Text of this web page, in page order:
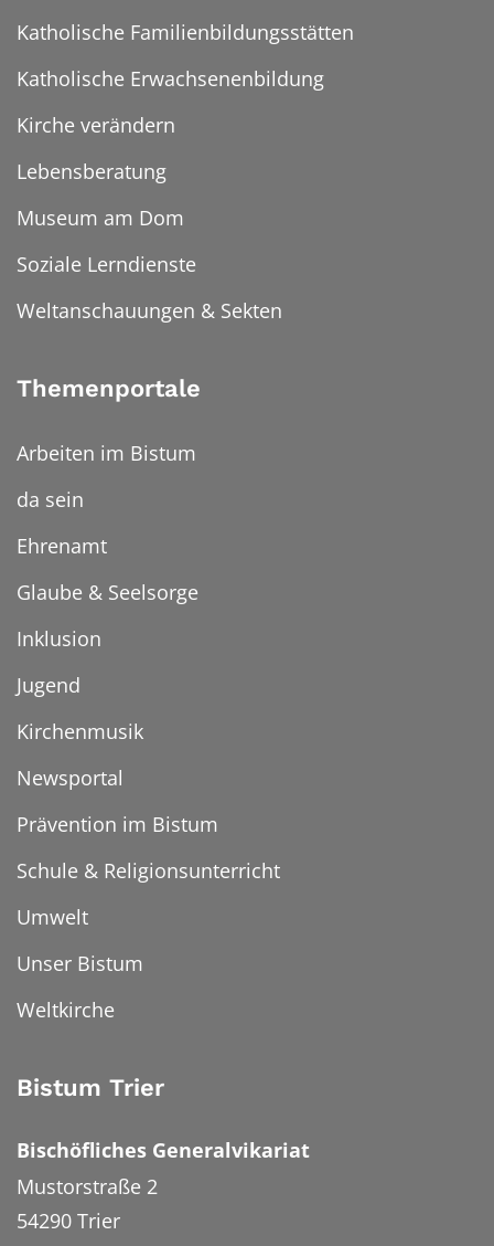
Katholische Familienbildungsstätten
Katholische Erwachsenenbildung
Kirche verändern
Lebensberatung
Museum am Dom
Soziale Lerndienste
Weltanschauungen & Sekten
Themenportale
Arbeiten im Bistum
da sein
Ehrenamt
Glaube & Seelsorge
Inklusion
Jugend
Kirchenmusik
Newsportal
Prävention im Bistum
Schule & Religionsunterricht
Umwelt
Unser Bistum
Weltkirche
Bistum Trier
Bischöfliches Generalvikariat
Mustorstraße 2
54290 Trier